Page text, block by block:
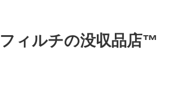
フィルチの没収品店™